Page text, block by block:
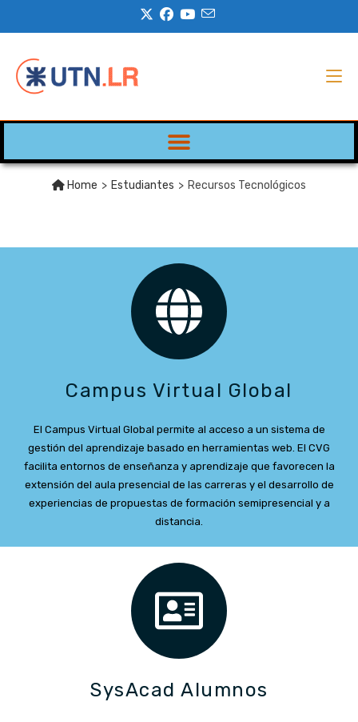
Home > Estudiantes > Recursos Tecnológicos
Campus Virtual Global
El Campus Virtual Global permite al acceso a un sistema de
gestión del aprendizaje basado en herramientas web. El CVG
facilita entornos de enseñanza y aprendizaje que favorecen la
extensión del aula presencial de las carreras y el desarrollo de
experiencias de propuestas de formación semipresencial y a
distancia.
SysAcad Alumnos